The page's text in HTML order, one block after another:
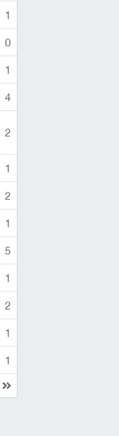
1
0
1
4
2
1
2
1
5
1
2
1
1